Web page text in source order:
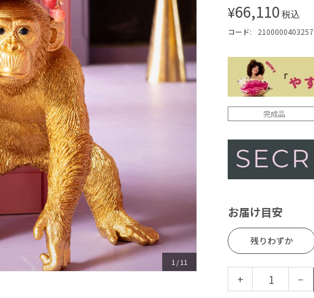
1 /11
¥66,110税込
コード: 2100000403257
完成品
お届け目安
残りわずか
+ −